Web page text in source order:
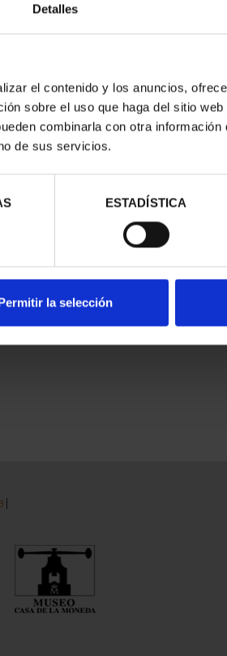
Detalles
el contenido y los anuncios,
sobre el uso que haga del sitio
combinarla con otra información
de sus servicios.
ESTADÍSTICA
la selección
73,00 €
|